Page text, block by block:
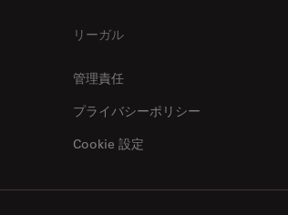
リーガル
管理責任
プライバシーポリシー
Cookie 設定